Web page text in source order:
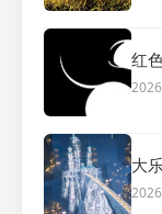
红
大